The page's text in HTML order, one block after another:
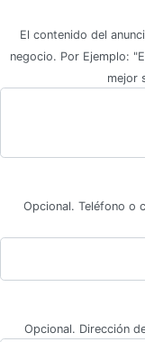
El contenido del
negocio. Por Ejemplo:
mejor
Opcional. Teléfono o
Opcional. Dirección